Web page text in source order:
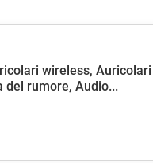
wireless,
del rumore, Audio...